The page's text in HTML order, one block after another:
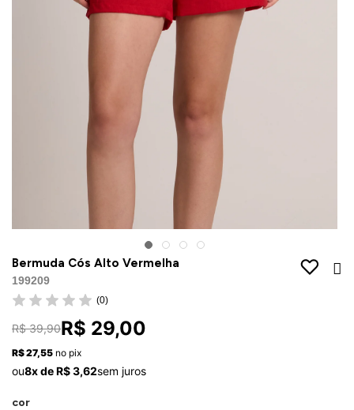
Bermuda Cós Alto Vermelha
199209
(0)
R$ 39,90R$ 29,00
R$ 27,55 no pix
ou8x de R$ 3,62sem juros
cor